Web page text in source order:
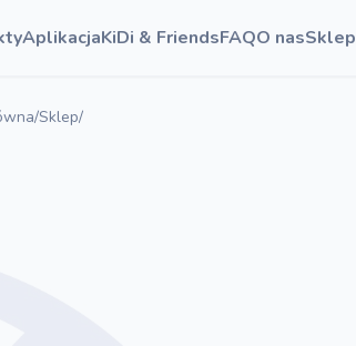
AplikacjaKiDi & FriendsFAQO nasSklep
/Sklep/